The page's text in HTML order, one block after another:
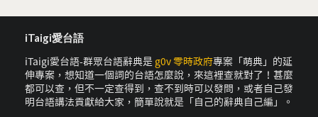
iTaigi愛台語
iTaigi愛台語-群眾台語辭典是 g0v 零時政府專案「萌典」的延
伸專案，想知道一個詞的台語怎麼說，來這裡查就對了！甚麼
都可以查，但不一定查得到，查不到時可以發問，或者自己發
明台語講法貢獻給大家，簡單說就是「自己的辭典自己編」。